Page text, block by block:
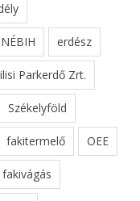
NÉBIH erdész
Parkerdő Zrt.
Székelyföld
fakitermelő OEE